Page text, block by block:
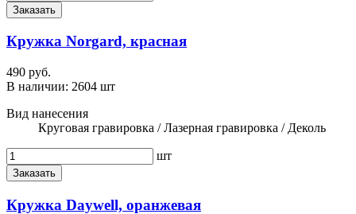
Заказать
Кружка Norgard, красная
490 руб.
В наличии: 2604 шт
Вид нанесения
Круговая гравировка / Лазерная гравировка / Деколь
шт
Заказать
Кружка Daywell, оранжевая